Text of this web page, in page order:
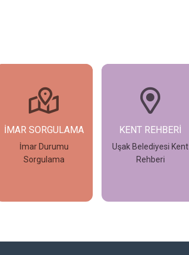
İMAR SORGULAMA
İmar Durumu
Sorgulama
KENT REHBERİ
Uşak Belediyesi Kent
Rehberi